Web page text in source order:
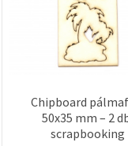
Chipboard
50x35 mm – 2
scrapbooking